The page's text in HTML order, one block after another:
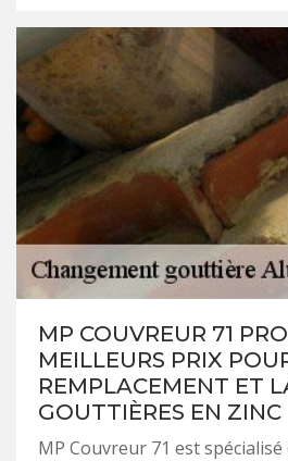
MP COUVREUR 71
MEILLEURS PRIX
REMPLACEMENT ET
GOUTTIÈRES EN ZINC
MP Couvreur 71 est spécialisé